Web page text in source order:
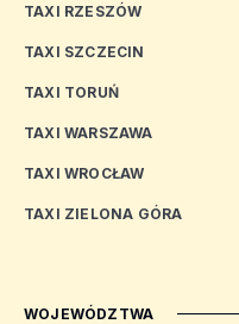
TAXI RZESZÓW
TAXI SZCZECIN
TAXI TORUŃ
TAXI WARSZAWA
TAXI WROCŁAW
TAXI ZIELONA GÓRA
WOJEWÓDZTWA